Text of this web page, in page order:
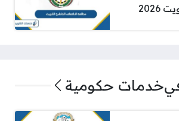
خدمات حكومية